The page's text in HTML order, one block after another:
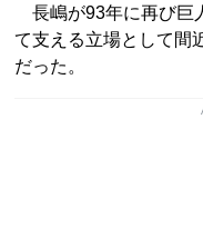
長嶋が93年に再び巨
て支える立場として間
だった。